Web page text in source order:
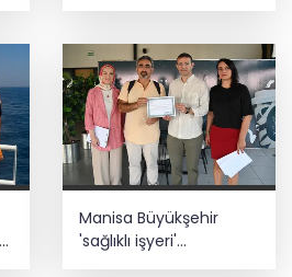
Manisa Büyükşehir
'sağlıklı işyeri'
sertifikasına kavuştu